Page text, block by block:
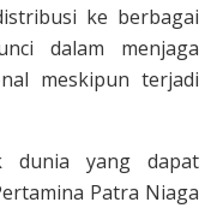
ke berbagai
dalam menjaga
meskipun terjadi
dunia yang dapat
Patra Niaga